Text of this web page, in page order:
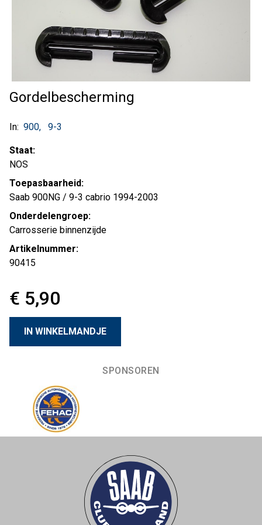
Gordelbescherming
In: 900 9-3
Staat:
NOS
Toepasbaarheid:
Saab 900NG / 9-3 cabrio 1994-2003
Onderdelengroep:
Carrosserie binnenzijde
Artikelnummer:
90415
€ 5,90
SPONSOREN